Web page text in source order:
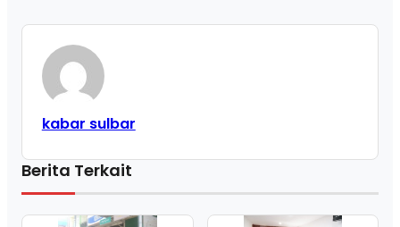
kabar sulbar
Berita Terkait